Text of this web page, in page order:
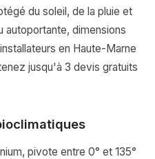
du soleil, de la pluie et
autoportante, dimensions
en Haute-Marne
jusqu'à 3 devis gratuits
pivote entre 0° et 135°